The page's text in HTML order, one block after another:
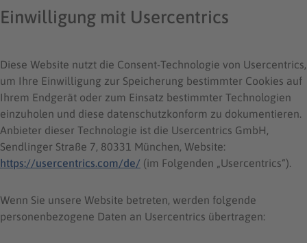
Einwilligung mit Usercentrics
Diese Website nutzt die Consent-Technologie von Usercentrics,
um Ihre Einwilligung zur Speicherung bestimmter Cookies auf
Ihrem Endgerät oder zum Einsatz bestimmter Technologien
einzuholen und diese datenschutzkonform zu dokumentieren.
Anbieter dieser Technologie ist die Usercentrics GmbH,
Sendlinger Straße 7, 80331 München, Website:
https://usercentrics.com/de/ (im Folgenden „Usercentrics“).
Wenn Sie unsere Website betreten, werden folgende
personenbezogene Daten an Usercentrics übertragen: